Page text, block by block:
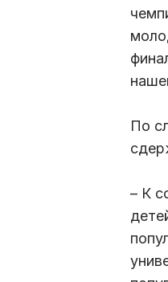
По
– К